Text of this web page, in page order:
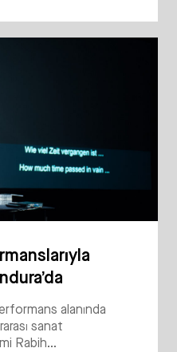
alanında
sanat
Rabih...